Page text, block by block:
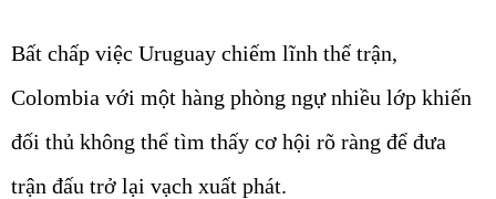
Bất chấp việc Uruguay chiếm lĩnh thế trận,
Colombia với một hàng phòng ngự nhiều lớp khiến
đối thủ không thể tìm thấy cơ hội rõ ràng để đưa
trận đấu trở lại vạch xuất phát.